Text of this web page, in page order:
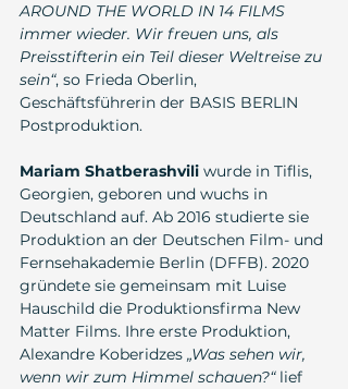
AROUND THE WORLD IN 14 FILMS
immer wieder. Wir freuen uns, als
Preisstifterin ein Teil dieser Weltreise zu
sein“, so Frieda Oberlin,
Geschäftsführerin der BASIS BERLIN
Postproduktion.
Mariam Shatberashvili wurde in Tiflis,
Georgien, geboren und wuchs in
Deutschland auf. Ab 2016 studierte sie
Produktion an der Deutschen Film- und
Fernsehakademie Berlin (DFFB). 2020
gründete sie gemeinsam mit Luise
Hauschild die Produktionsfirma New
Matter Films. Ihre erste Produktion,
Alexandre Koberidzes „Was sehen wir,
wenn wir zum Himmel schauen?“ lief